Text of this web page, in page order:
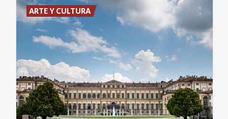
ARTE Y CULTURA